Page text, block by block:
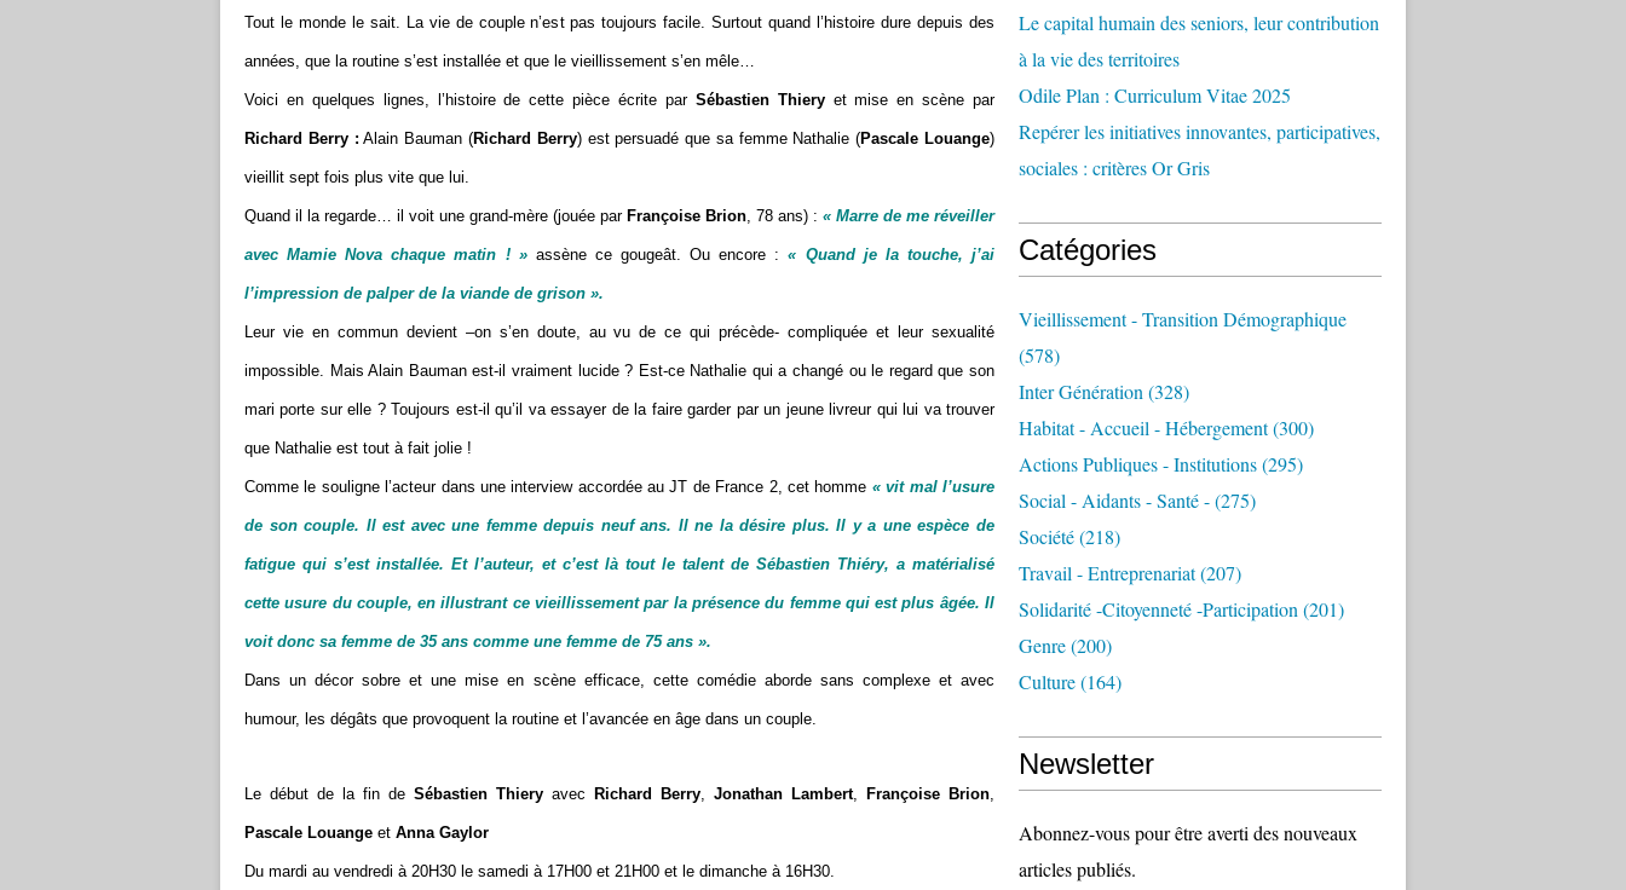
Tout le monde le sait. La vie de couple n’est pas toujours facile. Surtout quand l’histoire dure depuis des
années, que la routine s’est installée et que le vieillissement s’en mêle…
Voici en quelques lignes, l’histoire de cette pièce écrite par Sébastien Thieryet mise en scène par
Richard Berry : Alain Bauman (Richard Berry) est persuadé que sa femme Nathalie (Pascale Louange)
vieillit sept fois plus vite que lui.
Quand il la regarde… il voit une grand-mère (jouée par Françoise Brion, 78 ans) : « Marre de me réveiller
avec Mamie Nova chaque matin ! »assène ce gougeât. Ou encore :« Quand je la touche, j’ai
l’impression de palper de la viande de grison ».
Leur vie en commun devient –on s’en doute, au vu de ce qui précède- compliquée et leur sexualité
impossible. Mais Alain Bauman est-il vraiment lucide ? Est-ce Nathalie qui a changé ou le regard que son
mari porte sur elle ? Toujours est-il qu’il va essayer de la faire garder par un jeune livreur qui lui va trouver
que Nathalie est tout à fait jolie !
Comme le souligne l’acteur dans une interview accordée au JT de France 2, cet homme « vit mal l’usure
de son couple. Il est avec une femme depuis neuf ans. Il ne la désire plus. Il y a une espèce de
fatigue qui s’est installée. Et l’auteur, et c’est là tout le talent de Sébastien Thiéry, a matérialisé
cette usure du couple, en illustrant ce vieillissement par la présence du femme qui est plus âgée. Il
voit donc sa femme de 35 ans comme une femme de 75 ans ».
Dans un décor sobre et une mise en scène efficace, cette comédie aborde sans complexe et avec
humour, les dégâts que provoquent la routine et l’avancée en âge dans un couple.
‎Le début de la fin de Sébastien Thiery avec Richard Berry, Jonathan Lambert, Françoise Brion,
Pascale Louange et Anna Gaylor
Du mardi au vendredi à 20H30 le samedi à 17H00 et 21H00 et le dimanche à 16H30.
Le capital humain des seniors, leur contribution
à la vie des territoires
Odile Plan : Curriculum Vitae 2025
Repérer les initiatives innovantes, participatives,
sociales : critères Or Gris
Catégories
Vieillissement - Transition Démographique
(578)
Inter Génération (328)
Habitat - Accueil - Hébergement(300)
Actions Publiques - Institutions(295)
Social - Aidants - Santé -(275)
Société(218)
Travail - Entreprenariat(207)
Solidarité -citoyenneté -participation (201)
Genre(200)
Culture(164)
Newsletter
Abonnez-vous pour être averti des nouveaux
articles publiés.